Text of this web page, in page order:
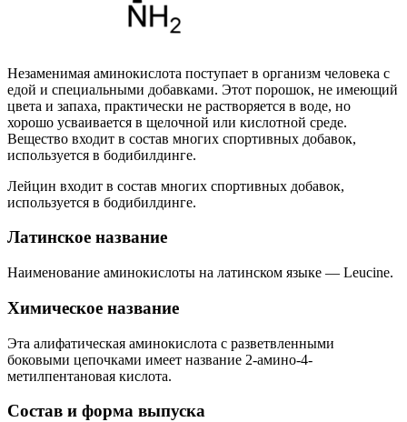
Незаменимая аминокислота поступает в организм человека с
едой и специальными добавками. Этот порошок, не имеющий
цвета и запаха, практически не растворяется в воде, но
хорошо усваивается в щелочной или кислотной среде.
Вещество входит в состав многих спортивных добавок,
используется в бодибилдинге.
Лейцин входит в состав многих спортивных добавок,
используется в бодибилдинге.
Латинское название
Наименование аминокислоты на латинском языке — Leucine.
Химическое название
Эта алифатическая аминокислота с разветвленными
боковыми цепочками имеет название 2-амино-4-
метилпентановая кислота.
Состав и форма выпуска